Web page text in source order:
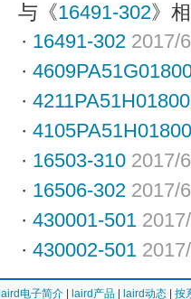
与《16491-302》
· 16491-302 2017/
·
· 4211PA51H01800
· 4105PA51H01800
· 16503-310 2017/
· 16506-302 2017/
· 430001-501
· 430002-501
laird电子简介 laird产品 laird动态 按